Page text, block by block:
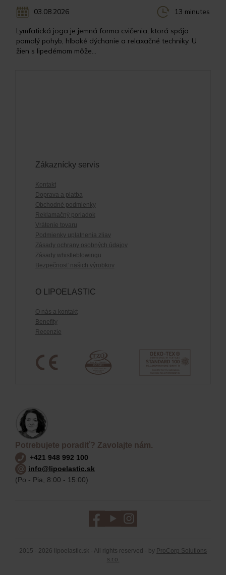
03.08.2026 13 minutes
Lymfatická joga je jemná forma cvičenia, ktorá spája
pomalý pohyb, hlboké dýchanie a relaxačné techniky. U
žien s lipedémom môže...
Zákaznícky servis
Kontakt
Doprava a platba
Obchodné podmienky
Reklamačný poriadok
Vrátenie tovaru
Podmienky uplatnenia zliav
Zásady ochrany osobných údajov
Zásady whistleblowingu
Bezpečnosť našich výrobkov
O LIPOELASTIC
O nás a kontakt
Benefity
Recenzie
Potrebujete poradiť? Zavolajte nám.
+421 948 992 100
info@lipoelastic.sk
(Po - Pia, 8:00 - 15:00)
2015 - 2026 lipoelastic.sk - All rights reserved - by ProCorp Solutions
s.r.o.